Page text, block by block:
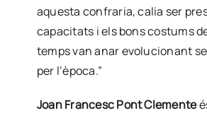
aquesta confraria, calia ser
capacitats i els bons costums
temps van anar evolucionant
per l’època.”
Joan Francesc Pont Clemente